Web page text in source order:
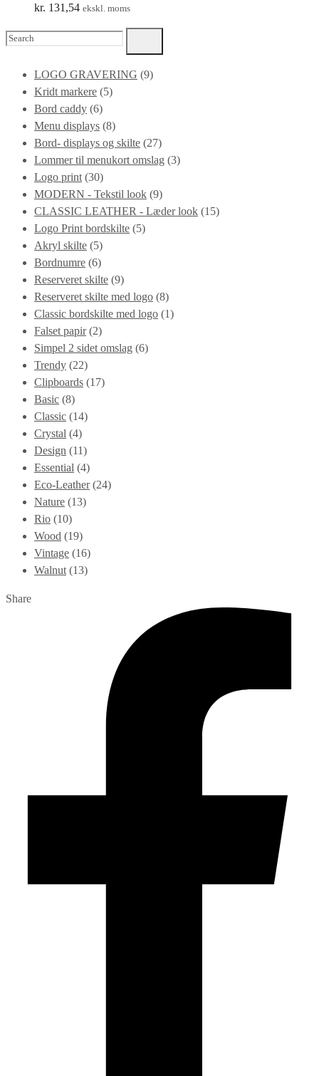
kr. 131,54 ekskl. moms
Search
LOGO GRAVERING (9)
Kridt markere (5)
Bord caddy (6)
Menu displays (8)
Bord- displays og skilte (27)
Lommer til menukort omslag (3)
Logo print (30)
MODERN - Tekstil look (9)
CLASSIC LEATHER - Læder look (15)
Logo Print bordskilte (5)
Akryl skilte (5)
Bordnumre (6)
Reserveret skilte (9)
Reserveret skilte med logo (8)
Classic bordskilte med logo (1)
Falset papir (2)
Simpel 2 sidet omslag (6)
Trendy (22)
Clipboards (17)
Basic (8)
Classic (14)
Crystal (4)
Design (11)
Essential (4)
Eco-Leather (24)
Nature (13)
Rio (10)
Wood (19)
Vintage (16)
Walnut (13)
Share